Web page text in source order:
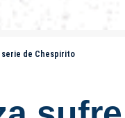
de Chespirito